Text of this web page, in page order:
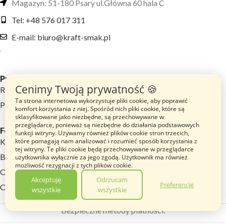
Magazyn: 51-180 Psary ul.Główna 60 hala C
Tel: +48 576 017 311
E-mail: biuro@kraft-smak.pl
Przydatne linki
Regulamin sklepu
Polityka prywatności
Footer menu
Katalog Produktów
Blog
O nas
Opinie
Bezpieczne metody płatności:
Herbata Lovare
Cenimy Twoją prywatność 🍪
Ta strona internetowa wykorzystuje pliki cookie, aby poprawić
komfort korzystania z niej. Spośród nich pliki cookie, które są
sklasyfikowane jako niezbędne, są przechowywane w
przeglądarce, ponieważ są niezbędne do działania podstawowych
funkcji witryny. Używamy również plików cookie stron trzecich,
które pomagają nam analizować i rozumieć sposób korzystania z
tej witryny. Te pliki cookie będą przechowywane w przeglądarce
użytkownika wyłącznie za jego zgodą. Użytkownik ma również
możliwość rezygnacji z tych plików cookie.
Akceptuję
wszystkie
Odrzucam
wszystkie
Preferencje